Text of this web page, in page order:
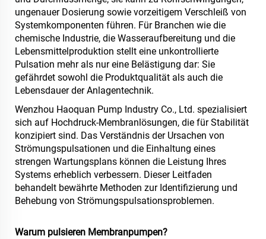
ungenauer Dosierung sowie vorzeitigem Verschleiß von
Systemkomponenten führen. Für Branchen wie die
chemische Industrie, die Wasseraufbereitung und die
Lebensmittelproduktion stellt eine unkontrollierte
Pulsation mehr als nur eine Belästigung dar: Sie
gefährdet sowohl die Produktqualität als auch die
Lebensdauer der Anlagentechnik.
Wenzhou Haoquan Pump Industry Co., Ltd. spezialisiert
sich auf Hochdruck-Membranlösungen, die für Stabilität
konzipiert sind. Das Verständnis der Ursachen von
Strömungspulsationen und die Einhaltung eines
strengen Wartungsplans können die Leistung Ihres
Systems erheblich verbessern. Dieser Leitfaden
behandelt bewährte Methoden zur Identifizierung und
Behebung von Strömungspulsationsproblemen.
Warum pulsieren Membranpumpen?